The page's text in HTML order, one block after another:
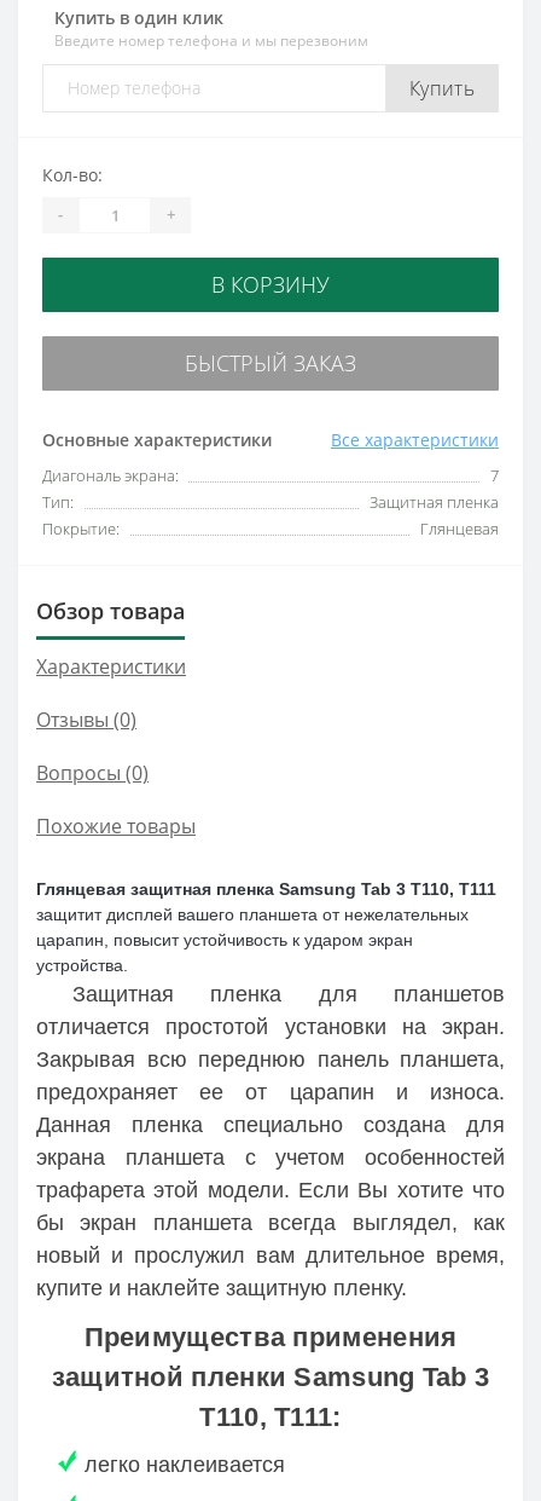
Купить в один клик
Введите номер телефона и мы перезвоним
Купить
Основные характеристики Все характеристики
Диагональ экрана:
7
Тип:
Защитная пленка
Покрытие:
Глянцевая
Кол-во:
- +
В КОРЗИНУ
БЫСТРЫЙ ЗАКАЗ
Обзор товара
Характеристики
Отзывы (0)
Вопросы (0)
Похожие товары
Глянцевая защитная пленка Samsung Tab 3 T110, T111
защитит дисплей вашего планшета от нежелательных
царапин, повысит устойчивость к ударом экран
устройства.
Защитная пленка для планшетов
отличается простотой установки на экран.
Закрывая всю переднюю панель планшета,
предохраняет ее от царапин и износа.
Данная пленка специально создана для
экрана планшета с учетом особенностей
трафарета этой модели. Если Вы хотите что
бы экран планшета всегда выглядел, как
новый и прослужил вам длительное время,
купите и наклейте защитную пленку.
Преимущества применения
защитной пленки Samsung Tab 3
T110, T111:
легко наклеивается